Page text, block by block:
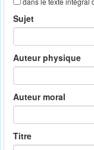
Sujet
Auteur physique
Auteur moral
Titre